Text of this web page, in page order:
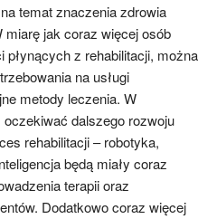
temat znaczenia zdrowia
jak coraz więcej osób
z rehabilitacji, można
na usługi
metody leczenia. W
dalszego rozwoju
rehabilitacji – robotyka,
będą miały coraz
terapii oraz
Dodatkowo coraz więcej